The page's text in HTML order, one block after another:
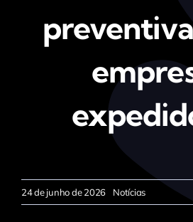
24 de junho de 2026 Notícias